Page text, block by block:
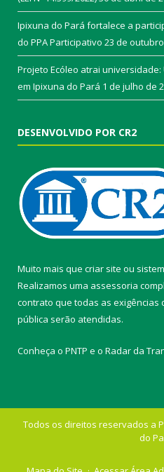
Ipixuna do Pará fortalece a
do PPA Participativo 23 de
Projeto Ecóleo atrai
em Ipixuna do Pará 1 de julho de
DESENVOLVIDO POR CR2
Muito mais que criar site ou
Realizamos uma assessoria
contrato que todas as exigências
pública serão atendidas.
Conheça o PNTP e o Radar da
Todos os direitos reservados a
do